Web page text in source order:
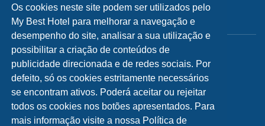
Os cookies neste site podem ser utilizados pelo
My Best Hotel para melhorar a navegação e
desempenho do site, analisar a sua utilização e
possibilitar a criação de conteúdos de
publicidade direcionada e de redes sociais. Por
defeito, só os cookies estritamente necessários
se encontram ativos. Poderá aceitar ou rejeitar
todos os cookies nos botões apresentados. Para
mais informação visite a nossa Política de
Campismo
Atividades
Restaurantes
A Visitar
INFORMAÇÕES
REDES SOCIAIS